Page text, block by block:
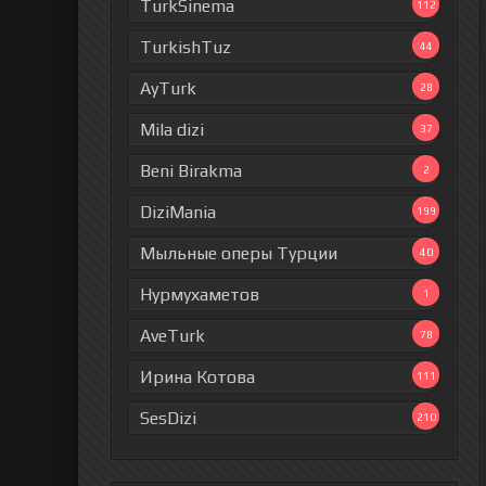
TurkSinema 112
TurkishTuz 44
AyTurk 28
Mila dizi 37
Beni Birakma 2
DiziMania 199
Мыльные оперы Турции 40
Нурмухаметов 1
AveTurk 78
Ирина Котова 111
SesDizi 210